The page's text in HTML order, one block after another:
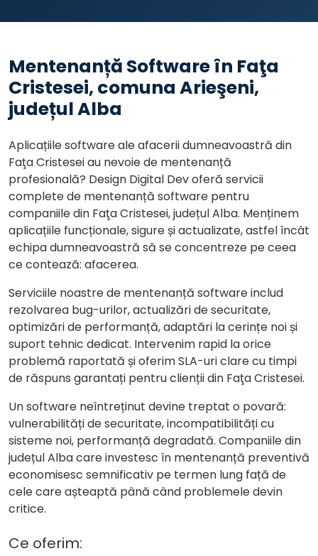
Mentenanță Software în Faţa
Cristesei, comuna Arieşeni,
județul Alba
Aplicațiile software ale afacerii dumneavoastră din
Faţa Cristesei au nevoie de mentenanță
profesională? Design Digital Dev oferă servicii
complete de mentenanță software pentru
companiile din Faţa Cristesei, județul Alba. Menținem
aplicațiile funcționale, sigure și actualizate, astfel încât
echipa dumneavoastră să se concentreze pe ceea
ce contează: afacerea.
Serviciile noastre de mentenanță software includ
rezolvarea bug-urilor, actualizări de securitate,
optimizări de performanță, adaptări la cerințe noi și
suport tehnic dedicat. Intervenim rapid la orice
problemă raportată și oferim SLA-uri clare cu timpi
de răspuns garantați pentru clienții din Faţa Cristesei.
Un software neîntreținut devine treptat o povară:
vulnerabilități de securitate, incompatibilități cu
sisteme noi, performanță degradată. Companiile din
județul Alba care investesc în mentenanță preventivă
economisesc semnificativ pe termen lung față de
cele care așteaptă până când problemele devin
critice.
Ce oferim: